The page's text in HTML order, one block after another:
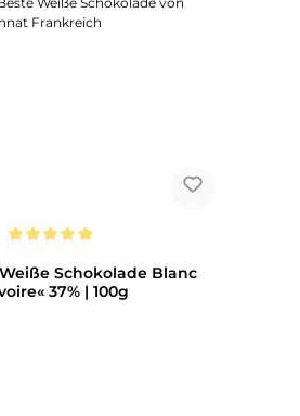
Weiße Schokolade Blanc
37% | 100g